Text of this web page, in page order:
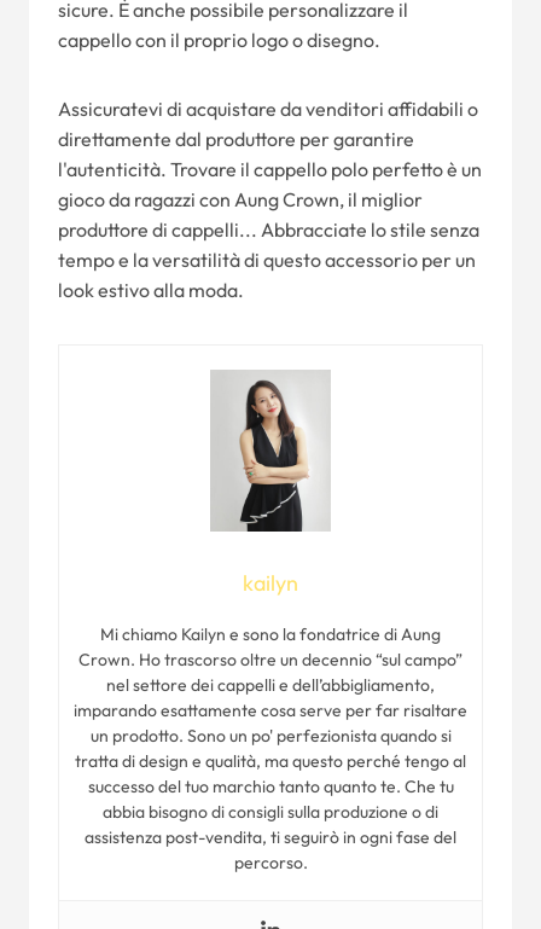
sicure. È anche possibile personalizzare il
cappello con il proprio logo o disegno.
Assicuratevi di acquistare da venditori affidabili o
direttamente dal produttore per garantire
l'autenticità. Trovare il cappello polo perfetto è un
gioco da ragazzi con Aung Crown, il miglior
produttore di cappelli... Abbracciate lo stile senza
tempo e la versatilità di questo accessorio per un
look estivo alla moda.
kailyn
Mi chiamo Kailyn e sono la fondatrice di Aung
Crown. Ho trascorso oltre un decennio “sul campo”
nel settore dei cappelli e dell’abbigliamento,
imparando esattamente cosa serve per far risaltare
un prodotto. Sono un po' perfezionista quando si
tratta di design e qualità, ma questo perché tengo al
successo del tuo marchio tanto quanto te. Che tu
abbia bisogno di consigli sulla produzione o di
assistenza post-vendita, ti seguirò in ogni fase del
percorso.